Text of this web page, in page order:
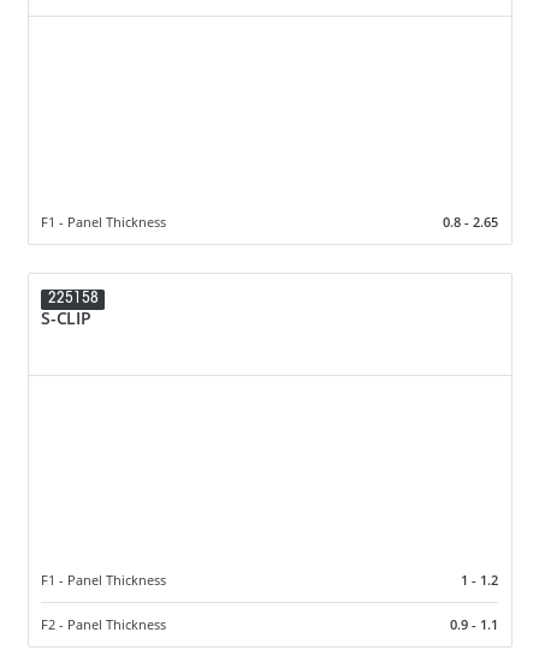
F1 - Panel Thickness 0.8 - 2.65
225158
S-CLIP
F1 - Panel Thickness 1 - 1.2
F2 - Panel Thickness 0.9 - 1.1